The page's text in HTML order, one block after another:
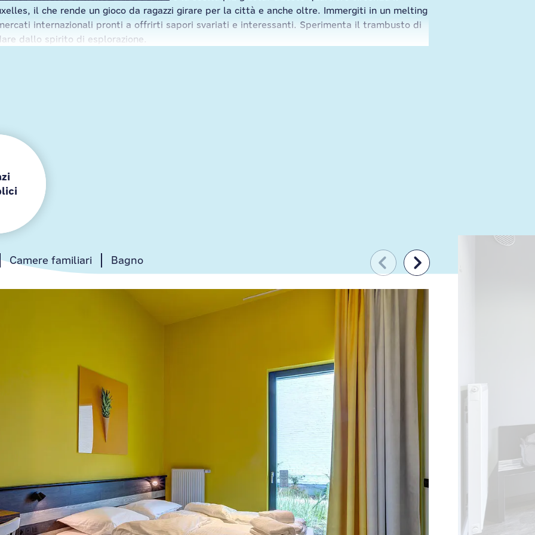
il che rende un gioco da ragazzi girare per la città e anche oltre. Immergiti in un melting
internazionali pronti a offrirti sapori svariati e interessanti. Sperimenta il trambusto di
dallo spirito di esplorazione.
che il tuo soggiorno sia semplice e di successo, indipendentemente dal quartiere che scegli.
Camere familiari Bagno
Zona giochi Lobby Bar